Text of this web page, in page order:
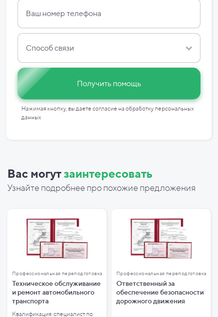
Способ связи
Получить помощь
Нажимая кнопку, вы даете согласие на обработку персональных
данных
Вас могутзаинтересовать
Узнайте подробнее про похожие предложения
Профессиональная переподготовка
Техническое обслуживание
и ремонт автомобильного
транспорта
Квалификация: специалист по
Профессиональная переподготовка
Ответственный за
обеспечение безопасности
дорожного движения